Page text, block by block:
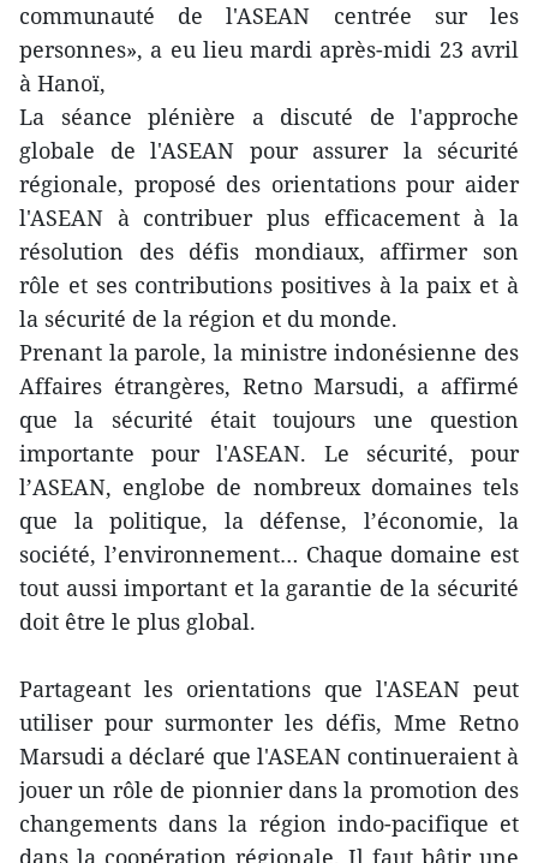
communauté de l'ASEAN centrée sur les
personnes», a eu lieu mardi après-midi 23 avril
à Hanoï,
La séance plénière a discuté de l'approche
globale de l'ASEAN pour assurer la sécurité
régionale, proposé des orientations pour aider
l'ASEAN à contribuer plus efficacement à la
résolution des défis mondiaux, affirmer son
rôle et ses contributions positives à la paix et à
la sécurité de la région et du monde.
Prenant la parole, la ministre indonésienne des
Affaires étrangères, Retno Marsudi, a affirmé
que la sécurité était toujours une question
importante pour l'ASEAN. Le sécurité, pour
l’ASEAN, englobe de nombreux domaines tels
que la politique, la défense, l’économie, la
société, l’environnement… Chaque domaine est
tout aussi important et la garantie de la sécurité
doit être le plus global.
Partageant les orientations que l'ASEAN peut
utiliser pour surmonter les défis, Mme Retno
Marsudi a déclaré que l'ASEAN continueraient à
jouer un rôle de pionnier dans la promotion des
changements dans la région indo-pacifique et